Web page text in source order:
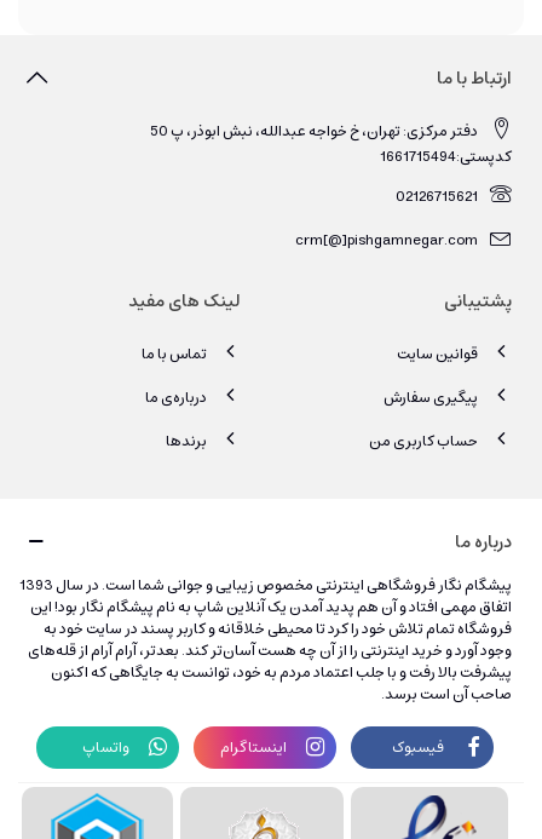
ارتباط با ما
دفتر مرکزی: تهران، خ خواجه عبدالله، نبش ابوذر، پ 50
کدپستی:1661715494
02126715621
crm[@]pishgamnegar.com
پشتیبانی
قوانین سایت
پیگیری سفارش
حساب کاربری من
لینک های مفید
تماس با ما
درباره‌ی ما
برندها
درباره ما
پیشگام نگار فروشگاهی اینترنتی مخصوص زیبایی و جوانی شما است. در سال 1393
اتفاق مهمی افتاد و آن هم پدید آمدن یک آنلاین شاپ به نام پیشگام نگار بود! این
فروشگاه تمام تلاش خود را کرد تا محیطی خلاقانه و کاربر پسند در سایت خود به
وجود آورد و خرید اینترنتی را از آن چه هست آسان‌تر کند. بعدتر، آرام آرام از قله‌های
پیشرفت بالا رفت و با جلب اعتماد مردم به خود، توانست به جایگاهی که اکنون
صاحب آن است برسد.
فیسبوک اینستاگرام واتساپ